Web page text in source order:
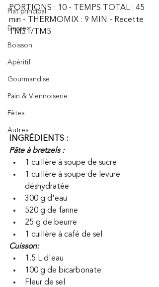
Plat principal
Dessert
Boisson
Apéritif
Gourmandise
Pain & Viennoiserie
Fêtes
Autres
PORTIONS : 10 - TEMPS TOTAL : 45
min - THERMOMIX : 9 MIN - Recette
TM31/TM5
INGRÉDIENTS :
Pâte à bretzels :
1 cuillère à soupe de sucre
1 cuillère à soupe de levure
déshydratée
300 g d'eau
520 g de farine
25 g de beurre
1 cuillère à café de sel
Cuisson:
1.5 L d'eau
100 g de bicarbonate
Fleur de sel